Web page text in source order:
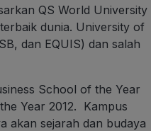
QS World University
dunia. University of
dan EQUIS) dan salah
School of the Year
Year 2012. Kampus
akan sejarah dan budaya